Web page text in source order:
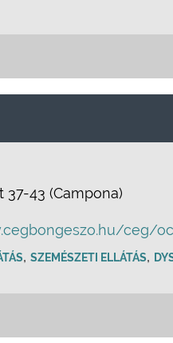
37-43 (Campona)
ceg/
, SZEMÉSZETI ELLÁTÁS,